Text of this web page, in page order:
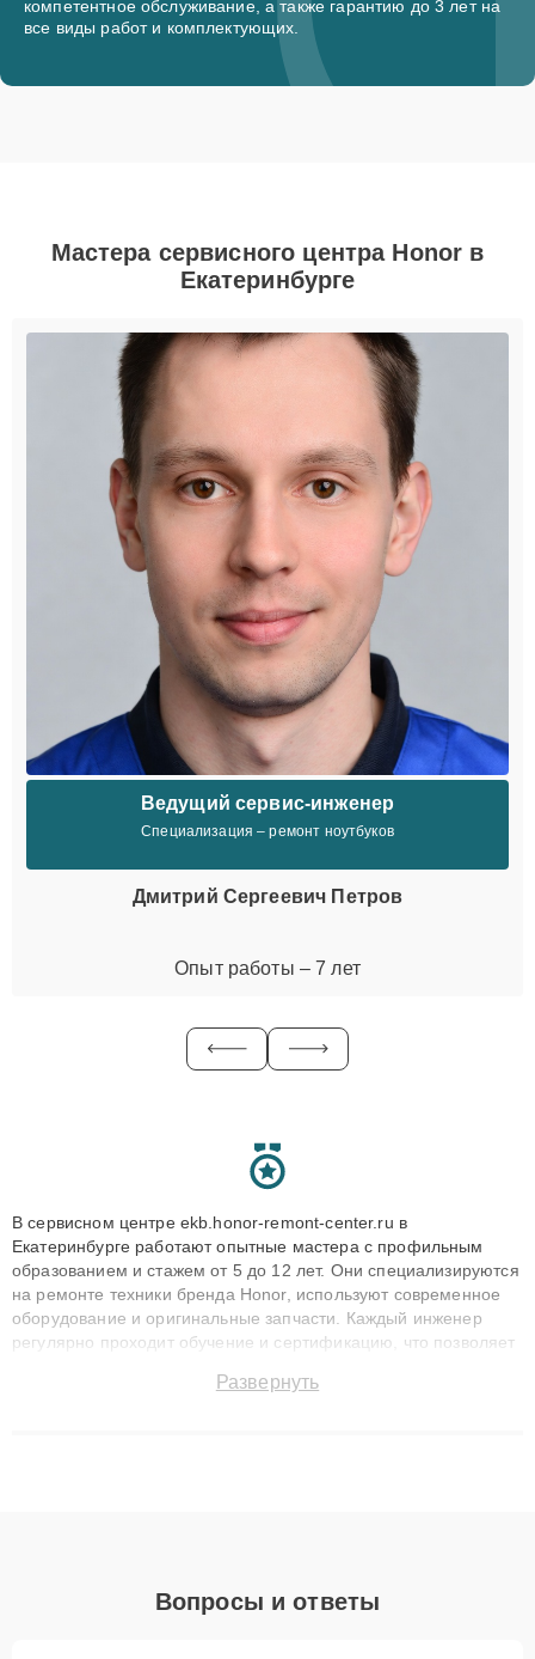
компетентное обслуживание, а также гарантию до 3 лет на
все виды работ и комплектующих.
Мастера сервисного центра Honor в
Екатеринбурге
Ведущий сервис-инженер
Специализация – ремонт ноутбуков
Дмитрий Сергеевич Петров
Опыт работы – 7 лет
В сервисном центре ekb.honor-remont-center.ru в
Екатеринбурге работают опытные мастера с профильным
образованием и стажем от 5 до 12 лет. Они специализируются
на ремонте техники бренда Honor, используют современное
оборудование и оригинальные запчасти. Каждый инженер
регулярно проходит обучение и сертификацию, что позволяет
технику с сохранением гарантии до 3 лет. Наши мастера
Развернуть
Вопросы и ответы